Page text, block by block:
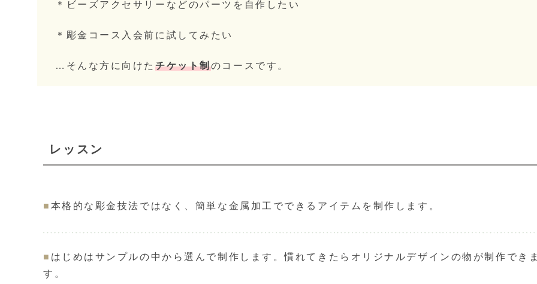
＊ビーズアクセサリーなどのパーツを自作したい
＊彫金コース入会前に試してみたい
…そんな方に向けたチケット制のコースです。
レッスン
■ 本格的な彫金技法ではなく、簡単な金属加工でできるアイテムを制作します。
■ はじめはサンプルの中から選んで制作します。慣れてきたらオリジナルデザインの物が制作できま
す。